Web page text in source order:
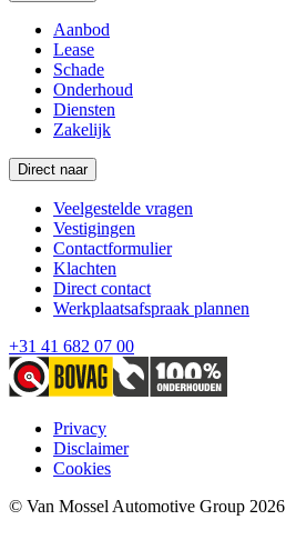
Aanbod
Lease
Schade
Onderhoud
Diensten
Zakelijk
Direct naar
Veelgestelde vragen
Vestigingen
Contactformulier
Klachten
Direct contact
Werkplaatsafspraak plannen
+31 41 682 07 00
Privacy
Disclaimer
Cookies
© Van Mossel Automotive Group 2026